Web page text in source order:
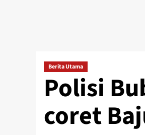
Berita Utama
Polisi
coret